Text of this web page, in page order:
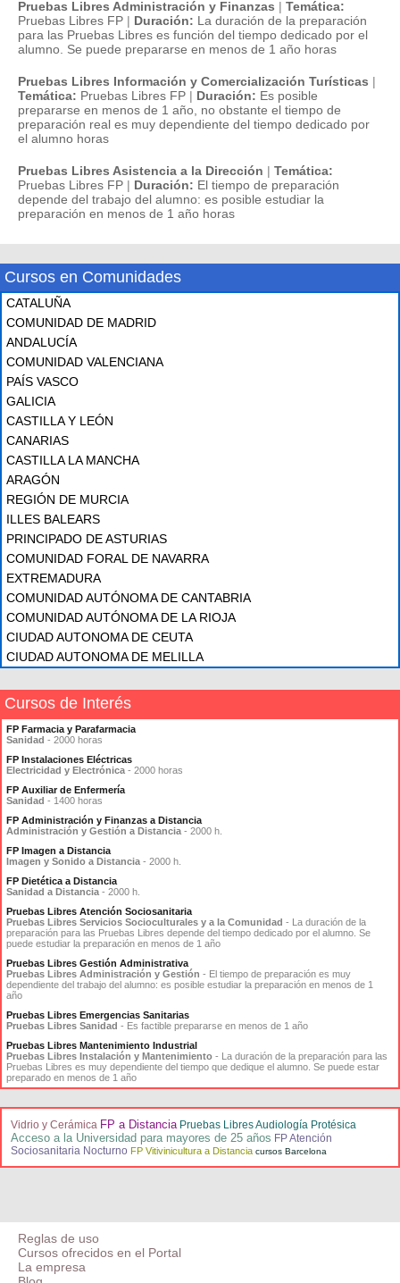
Pruebas Libres Administración y Finanzas | Temática:
Pruebas Libres FP | Duración: La duración de la preparación
para las Pruebas Libres es función del tiempo dedicado por el
alumno. Se puede prepararse en menos de 1 año horas
Pruebas Libres Información y Comercialización Turísticas |
Temática: Pruebas Libres FP | Duración: Es posible
prepararse en menos de 1 año, no obstante el tiempo de
preparación real es muy dependiente del tiempo dedicado por
el alumno horas
Pruebas Libres Asistencia a la Dirección | Temática:
Pruebas Libres FP | Duración: El tiempo de preparación
depende del trabajo del alumno: es posible estudiar la
preparación en menos de 1 año horas
Cursos en Comunidades
CATALUÑA
COMUNIDAD DE MADRID
ANDALUCÍA
COMUNIDAD VALENCIANA
PAÍS VASCO
GALICIA
CASTILLA Y LEÓN
CANARIAS
CASTILLA LA MANCHA
ARAGÓN
REGIÓN DE MURCIA
ILLES BALEARS
PRINCIPADO DE ASTURIAS
COMUNIDAD FORAL DE NAVARRA
EXTREMADURA
COMUNIDAD AUTÓNOMA DE CANTABRIA
COMUNIDAD AUTÓNOMA DE LA RIOJA
CIUDAD AUTONOMA DE CEUTA
CIUDAD AUTONOMA DE MELILLA
Cursos de Interés
FP Farmacia y Parafarmacia
Sanidad - 2000 horas
FP Instalaciones Eléctricas
Electricidad y Electrónica - 2000 horas
FP Auxiliar de Enfermería
Sanidad - 1400 horas
FP Administración y Finanzas a Distancia
Administración y Gestión a Distancia - 2000 h.
FP Imagen a Distancia
Imagen y Sonido a Distancia - 2000 h.
FP Dietética a Distancia
Sanidad a Distancia - 2000 h.
Pruebas Libres Atención Sociosanitaria
Pruebas Libres Servicios Socioculturales y a la Comunidad - La duración de la
preparación para las Pruebas Libres depende del tiempo dedicado por el alumno. Se
puede estudiar la preparación en menos de 1 año
Pruebas Libres Gestión Administrativa
Pruebas Libres Administración y Gestión - El tiempo de preparación es muy
dependiente del trabajo del alumno: es posible estudiar la preparación en menos de 1
año
Pruebas Libres Emergencias Sanitarias
Pruebas Libres Sanidad - Es factible prepararse en menos de 1 año
Pruebas Libres Mantenimiento Industrial
Pruebas Libres Instalación y Mantenimiento - La duración de la preparación para las
Pruebas Libres es muy dependiente del tiempo que dedique el alumno. Se puede estar
preparado en menos de 1 año
Vidrio y Cerámica FP a Distancia Pruebas Libres Audiología Protésica
Acceso a la Universidad para mayores de 25 años FP Atención
Sociosanitaria Nocturno FP Vitivinicultura a Distancia cursos Barcelona
Reglas de uso
Cursos ofrecidos en el Portal
La empresa